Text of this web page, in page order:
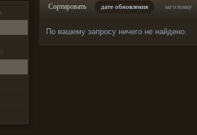
Сортировать дате обновления заголовку
По вашему запросу ничего не найдено.